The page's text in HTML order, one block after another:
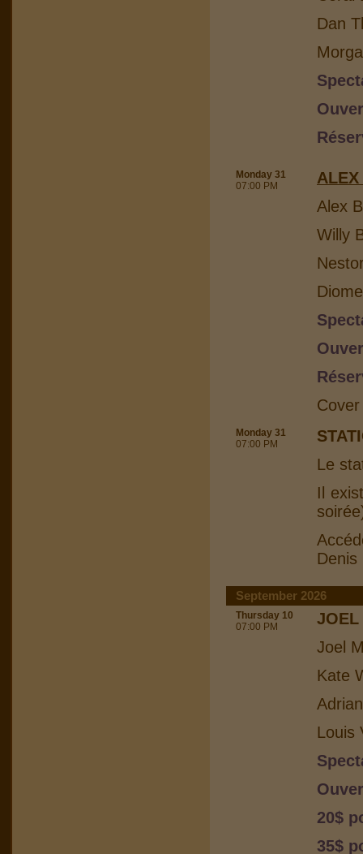
Dan
Monday 31
07:00 PM
Alex
Willy
Monday 31
07:00 PM
Le
Il
Denis
September 2026
Thursday 10
07:00 PM
JOEL
Joel
Kate
Louis
20$
35$